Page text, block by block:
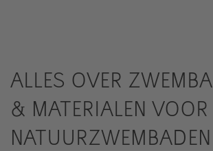
ALLES OVER
& MATERIALEN VOOR
NATUURZWEMBADEN